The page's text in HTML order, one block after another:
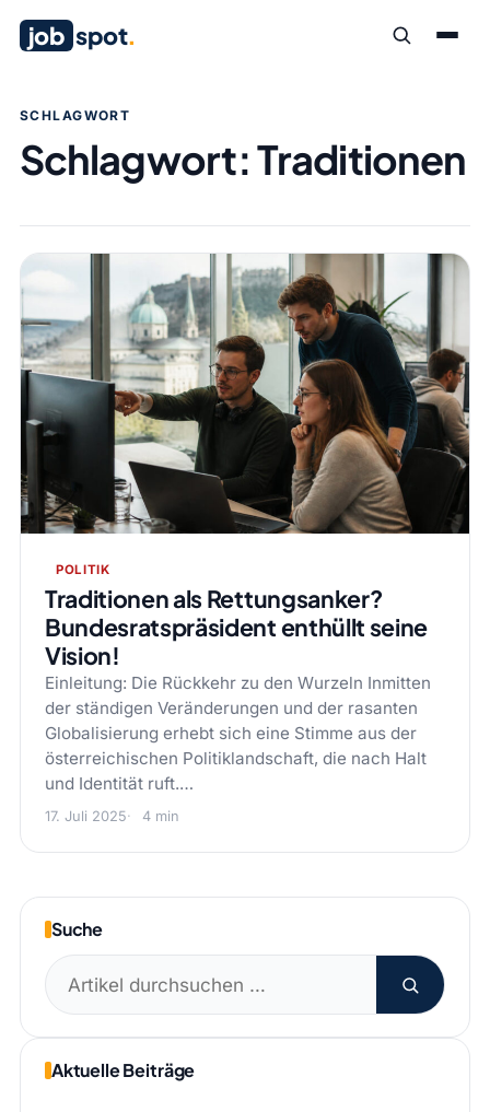
job spot.
SCHLAGWORT
Schlagwort:Traditionen
POLITIK
Traditionen als Rettungsanker?
Bundesratspräsident enthüllt seine
Vision!
Einleitung: Die Rückkehr zu den Wurzeln Inmitten
der ständigen Veränderungen und der rasanten
Globalisierung erhebt sich eine Stimme aus der
österreichischen Politiklandschaft, die nach Halt
und Identität ruft.…
17. Juli 2025 4 min
Suche
Suchen
nach:
Aktuelle Beiträge